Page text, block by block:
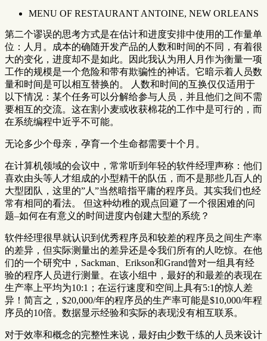
MENU OF RESTAURANT ANTOINE, NEW ORLEANS
第二个谬误的思考方式是在估计和进度安排中使用的工作量单
位：人月。成本的确随开发产品的人数和时间的不同，有着很
大的变化，进度却不是如此。因此我认为用人月作为衡量一项
工作的规模是一个危险和带有欺骗性的神话。它暗示着人员数
量和时间是可以相互替换的。 人数和时间的互换仅仅适用于
以下情况：某个任务可以分解给参与人员，并且他们之间不需
要相互的交流。这在割小麦或收获棉花的工作中是可行的，而
在系统编程中近乎不可能。
无论多少个母亲，孕育一个生命都需要十个月。
在计算机领域的会议中，常常听到年轻的软件经理声称：他们
喜欢由头等人才组成的小型精干的队伍，而不是那些几百人的
大型团队，这里的”人”当然暗指平庸的程序员。其实我们也经
常有相同的看法。 但这种幼稚的观点回避了一个很困难的问
题–如何在有意义的时间进度内创建大型的系统？
软件经理很早就认识到优秀程序员和较差的程序员之间生产率
的差异，但实际测量出的差异还是令我们所有的人吃惊。在他
们的一个研究中，Sackman、Erikson和Grand曾对一组具有经
验的程序人员进行测量。在该小组中，最好的和最差的表现在
生产率上平均为10:1；在运行速度和空间上具有5:1的惊人差
异！简言之，$20,000/年的程序员的生产率可能是$10,000/年程
序员的10倍。数据显示经验和实际的表现没有相互联系。
对于效率和概念的完整性来说，最好由少数干练的人员来设计